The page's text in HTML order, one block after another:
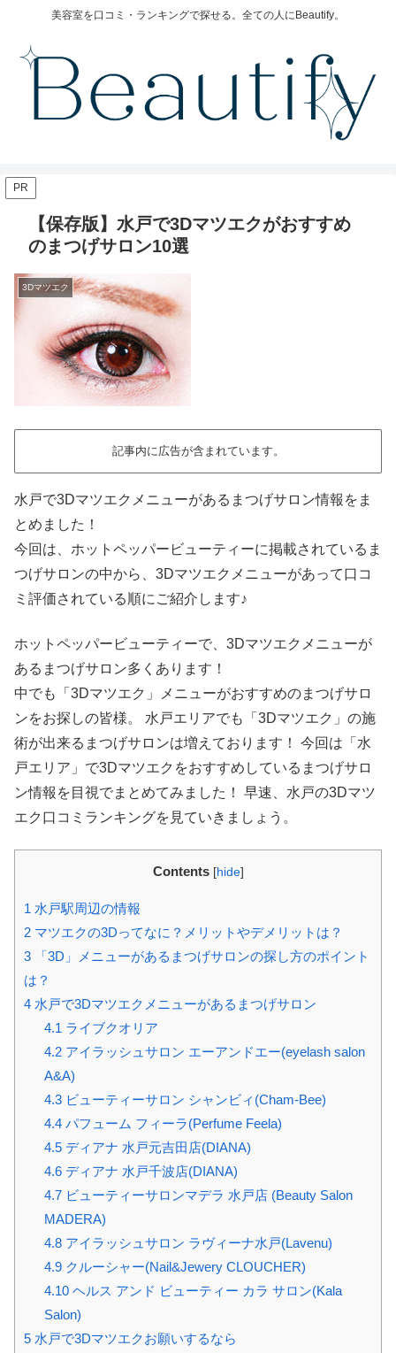
美容室を口コミ・ランキングで探せる。全ての人にBeautify。
PR
【保存版】水戸で3Dマツエクがおすすめ
のまつげサロン10選
3Dマツエク
記事内に広告が含まれています。
水戸で3Dマツエクメニューがあるまつげサロン情報をま
とめました！
今回は、ホットペッパービューティーに掲載されているま
つげサロンの中から、3Dマツエクメニューがあって口コ
ミ評価されている順にご紹介します♪
ホットペッパービューティーで、3Dマツエクメニューが
あるまつげサロン多くあります！
中でも「3Dマツエク」メニューがおすすめのまつげサロ
ンをお探しの皆様。 水戸エリアでも「3Dマツエク」の施
術が出来るまつげサロンは増えております！ 今回は「水
戸エリア」で3Dマツエクをおすすめしているまつげサロ
ン情報を目視でまとめてみました！ 早速、水戸の3Dマツ
エク口コミランキングを見ていきましょう。
Contents [hide]
1 水戸駅周辺の情報
2 マツエクの3Dってなに？メリットやデメリットは？
3 「3D」メニューがあるまつげサロンの探し方のポイント
は？
4 水戸で3Dマツエクメニューがあるまつげサロン
4.1 ライブクオリア
4.2アイラッシュサロン エーアンドエー(eyelash salon
A&A)
4.3ビューティーサロン シャンビィ(Cham-Bee)
4.4パフューム フィーラ(Perfume Feela)
4.5ディアナ 水戸元吉田店(DIANA)
4.6ディアナ 水戸千波店(DIANA)
4.7ビューティーサロンマデラ 水戸店 (Beauty Salon
MADERA)
4.8アイラッシュサロン ラヴィーナ水戸(Lavenu)
4.9クルーシャー(Nail&Jewery CLOUCHER)
4.10ヘルス アンド ビューティー カラ サロン(Kala
Salon)
5 水戸で3Dマツエクお願いするなら